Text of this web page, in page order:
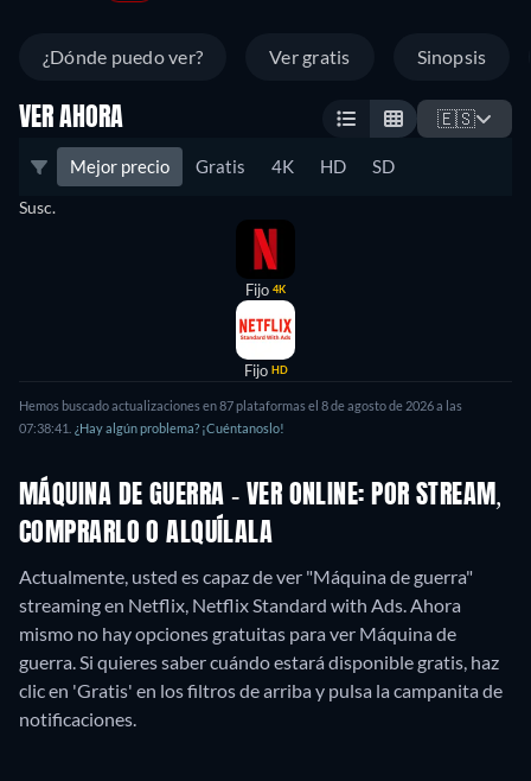
¿Dónde puedo ver? Ver gratis Sinopsis
VER AHORA 🇪🇸
Mejor precio Gratis 4K HD SD
Susc.
Fijo 4K
Fijo HD
Hemos buscado actualizaciones en87plataformas el 8 de agosto de 2026a las
07:38:41 ¿Hay algún problema? ¡Cuéntanoslo!
MÁQUINA DE GUERRA - VER ONLINE: POR STREAM,
COMPRARLO O ALQUÍLALA
Actualmente, usted es capaz de ver "Máquina de guerra"
streaming en Netflix, Netflix Standard with Ads.Ahora
mismo no hay opciones gratuitas para ver Máquina de
guerra. Si quieres saber cuándo estará disponible gratis, haz
clic en 'Gratis' en los filtros de arriba y pulsa la campanita de
notificaciones.